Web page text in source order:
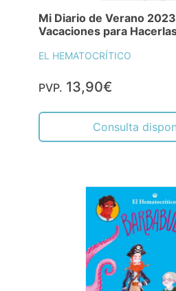
Mi Diario de Verano
Vacaciones para
EL HEMATOCRÍTICO
PVP. 13,90€
Consulta